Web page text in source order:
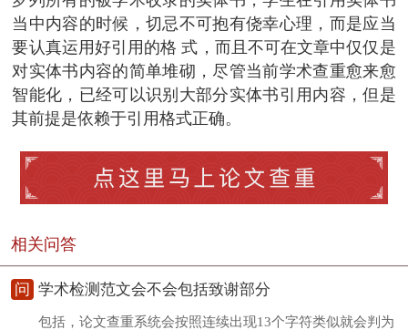
当中内容的时候，切忌不可抱有侥幸心理，而是应当
要认真运用好引用的格 式，而且不可在文章中仅仅是
对实体书内容的简单堆砌，尽管当前学术查重愈来愈
智能化，已经可以识别大部分实体书引用内容，但是
其前提是依赖于引用格式正确。
相关问答
问 学术检测范文会不会包括致谢部分
包括，论文查重系统会按照连续出现13个字符类似就会判为